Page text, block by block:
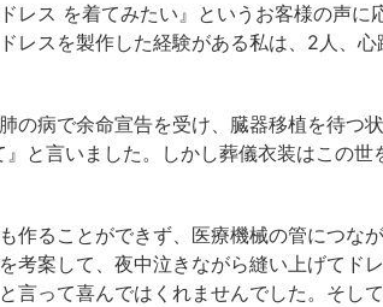
レス を着てみたい』というお客様の声に
レスを製作した経験がある私は、2人、
の病で余命宣告を受け、臓器移植を待つ
』と言いました。しかし葬儀衣装はこの世
作ることができず、医療機械の管につな
考案して、夜中泣きながら縫い上げてド
言って喜んではくれませんでした。そし